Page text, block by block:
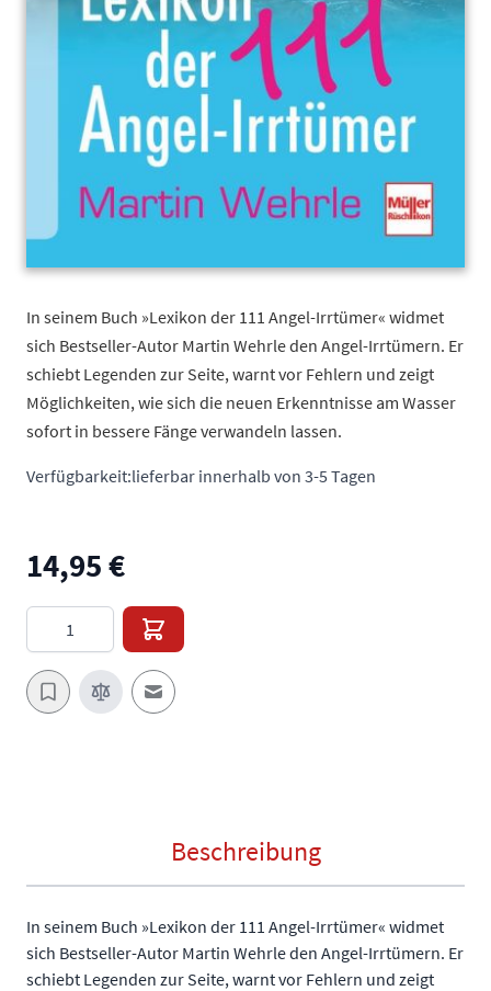
In seinem Buch »Lexikon der 111 Angel-Irrtümer« widmet
sich Bestseller-Autor Martin Wehrle den Angel-Irrtümern. Er
schiebt Legenden zur Seite, warnt vor Fehlern und zeigt
Möglichkeiten, wie sich die neuen Erkenntnisse am Wasser
sofort in bessere Fänge verwandeln lassen.
Verfügbarkeit:lieferbar innerhalb von 3-5 Tagen
14,95 €
Menge
E-Mail an einen Freund
Beschreibung
In seinem Buch »Lexikon der 111 Angel-Irrtümer« widmet
sich Bestseller-Autor Martin Wehrle den Angel-Irrtümern. Er
schiebt Legenden zur Seite, warnt vor Fehlern und zeigt